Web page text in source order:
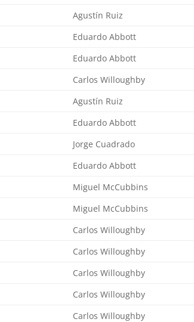
Agustín Ruiz
Eduardo Abbott
Eduardo Abbott
Carlos Willoughby
Agustín Ruiz
Eduardo Abbott
Jorge Cuadrado
Eduardo Abbott
Miguel McCubbins
Miguel McCubbins
Carlos Willoughby
Carlos Willoughby
Carlos Willoughby
Carlos Willoughby
Carlos Willoughby